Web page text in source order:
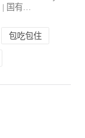
| 国有企业
包吃包住